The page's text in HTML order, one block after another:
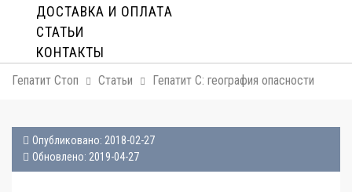
ДОСТАВКА И ОПЛАТA
СТАТЬИ
КОНТАКТЫ
Гепатит Стоп Статьи Гепатит С: география опасности
Опубликовано: 2018-02-27
Обновлено: 2019-04-27